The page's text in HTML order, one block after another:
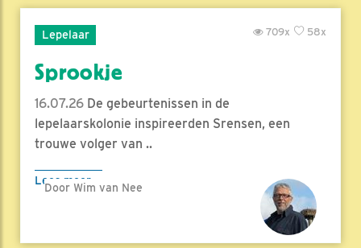
Lepelaar 58x
709x
Sprookje
16.07.26 De gebeurtenissen in de
lepelaarskolonie inspireerden Srensen, een
trouwe volger van ..
Lees meer
Door Wim van Nee